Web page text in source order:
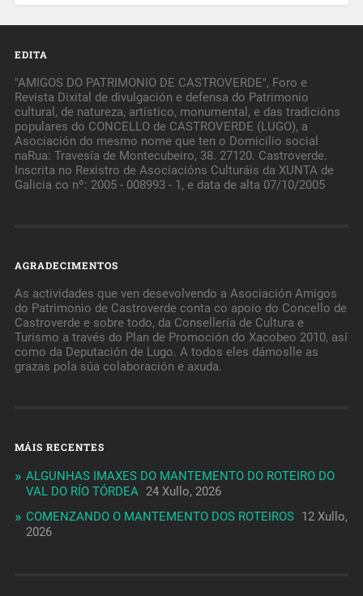
EDITA
"AMIGOS DO PATRIMONIO DE CASTROVERDE", Foro e
Revista Dixital de divulgación e defensa do Patrimonio
cultural, de natureza, artístico, monumental, e das tradicións
populares do CONCELLO de CASTROVERDE (LUGO), a
Asociación do mesmo nome que ten o Domicilio social
naRua: Travesía de Montecubeiro, 38. 27120. Castroverde.
Inscrita no Rexistro de Asociacións Culturáis da XUNTA de
Galicia co nº: 2005 - 008993 - 1, e data de alta 07/10/2005
AGRADECIMENTOS
As actividades que ven desevolvendo a Asociación Amigos
do Patrimonio de Castroverde conta co apoio do Concello de
Castroverde e sobre todo, da Consellería de Cultura e
Turismo a través do Plan de Promoción do Xacobeo 2010, así
como da Deputación de Lugo. A todos eles dámoslle as
grazas pola súa colaboración e axuda.
MÁIS RECENTES
ALGUNHAS IMAXES DO MANTEMENTO DO ROTEIRO DO
VAL DO RÍO TÓRDEA 24 Xullo, 2026
COMENZANDO O MANTEMENTO DOS ROTEIROS 12 Xullo,
2026